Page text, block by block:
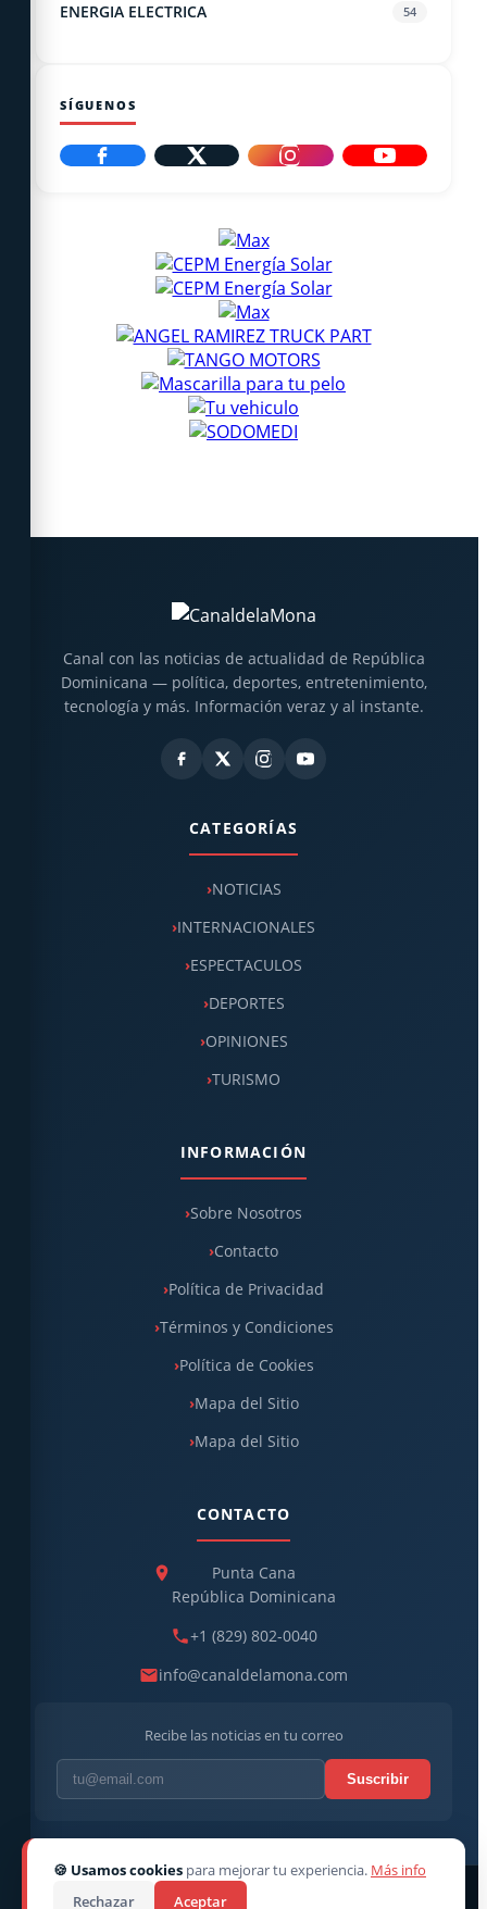
ENERGIA ELECTRICA 54
SÍGUENOS
Canal con las noticias de actualidad de República
Dominicana — política, deportes, entretenimiento,
tecnología y más. Información veraz y al instante.
CATEGORÍAS
NOTICIAS
INTERNACIONALES
ESPECTACULOS
DEPORTES
OPINIONES
TURISMO
INFORMACIÓN
Sobre Nosotros
Contacto
Política de Privacidad
Términos y Condiciones
Política de Cookies
Mapa del Sitio
Mapa del Sitio
CONTACTO
Punta Cana
República Dominicana
+1 (829) 802-0040
info@canaldelamona.com
Recibe las noticias en tu correo
Suscribir
© 2026CanaldelaMona. Todos los derechos reservados. ·
🍪 Usamos cookies para mejorar tu experiencia. Más info
Rechazar
Aceptar